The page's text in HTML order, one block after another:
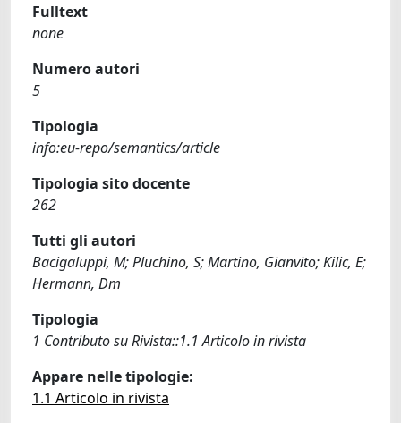
Fulltext
none
Numero autori
5
Tipologia
info:eu-repo/semantics/article
Tipologia sito docente
262
Tutti gli autori
Bacigaluppi, M; Pluchino, S; Martino, Gianvito; Kilic, E;
Hermann, Dm
Tipologia
1 Contributo su Rivista::1.1 Articolo in rivista
Appare nelle tipologie:
1.1 Articolo in rivista